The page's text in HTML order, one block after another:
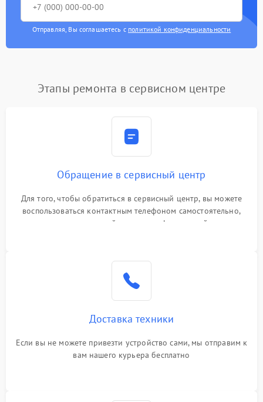
Отправляя, Вы соглашаетесь с политикой конфиденциальности
Этапы ремонта в сервисном центре
Обращение в сервисный центр
Для того, чтобы обратиться в сервисный центр, вы можете
воспользоваться контактным телефоном самостоятельно,
или оставить свой номер телефона на сайте
Доставка техники
Если вы не можете привезти устройство сами, мы отправим к
вам нашего курьера бесплатно